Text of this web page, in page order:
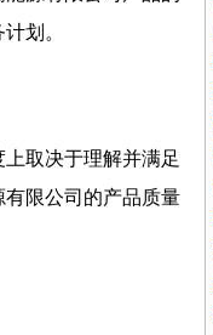
划。
取决于理解并满足
限公司的产品质量